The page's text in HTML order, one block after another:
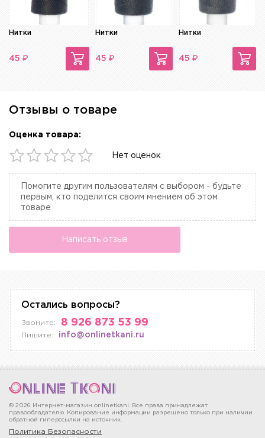
Нитки
45 ₽
Нитки
45 ₽
Нитки
45 ₽
Отзывы о товаре
Оценка товара:
Нет оценок
Помогите другим пользователям с выбором - будьте
первым, кто поделится своим мнением об этом
товаре
Написать отзыв
Остались вопросы?
Звоните: 8 926 873 53 99
Пишите: info@onlinetkani.ru
© 2026 Интернет-магазин onlinetkani. Все права принадлежат
правообладателю. Копирование информации разрешено только при наличии
обратной гиперссылки на источник.
Политика Безопасности